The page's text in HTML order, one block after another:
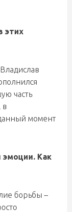
этих
часть
в
момент
эмоции. Как
борьбы –